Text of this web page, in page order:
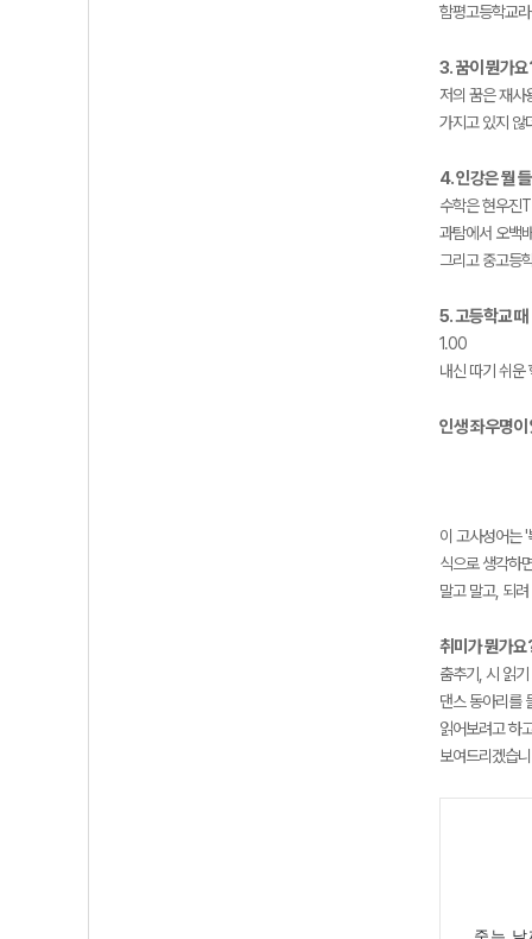
함평고등학교
3. 꿈이 뭔가
저의 꿈은 재사
가지고 있지 않
4. 인강은 뭘
수학은 현우진T
과탐에서 오백
그리고 중고등
5. 고등학교
1.00
내신 따기 쉬운
인생 좌우명
이 고사성어는
식으로 생각하
말고 말고, 되
취미가 뭔가
춤추기, 시 읽기
댄스 동아리를
읽어보려고 하
보여드리겠습